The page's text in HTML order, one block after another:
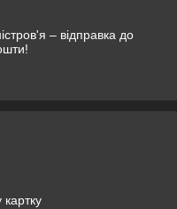
– відправка до